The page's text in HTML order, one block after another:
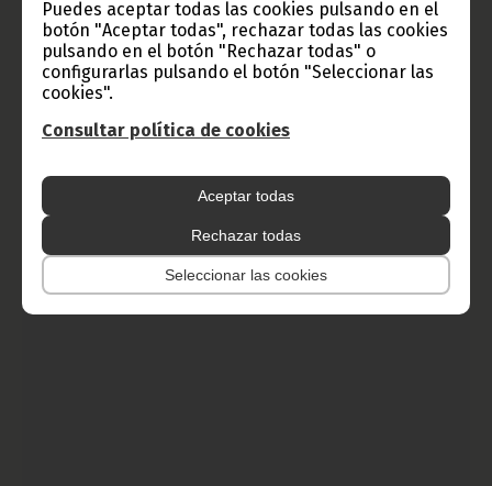
Puedes aceptar todas las cookies pulsando en el
botón "Aceptar todas", rechazar todas las cookies
pulsando en el botón "Rechazar todas" o
configurarlas pulsando el botón "Seleccionar las
cookies".
Consultar política de cookies
Aceptar todas
Rechazar todas
Seleccionar las cookies
El Estado condecora con la Orden al Mérito Militar a
efectivos de la Seguridad
octubre 21, 2022
El Vicepresidente de la República, Encargado de Defensa y
Seguridad del Estado impone a 33 efectivos del cuerpo de